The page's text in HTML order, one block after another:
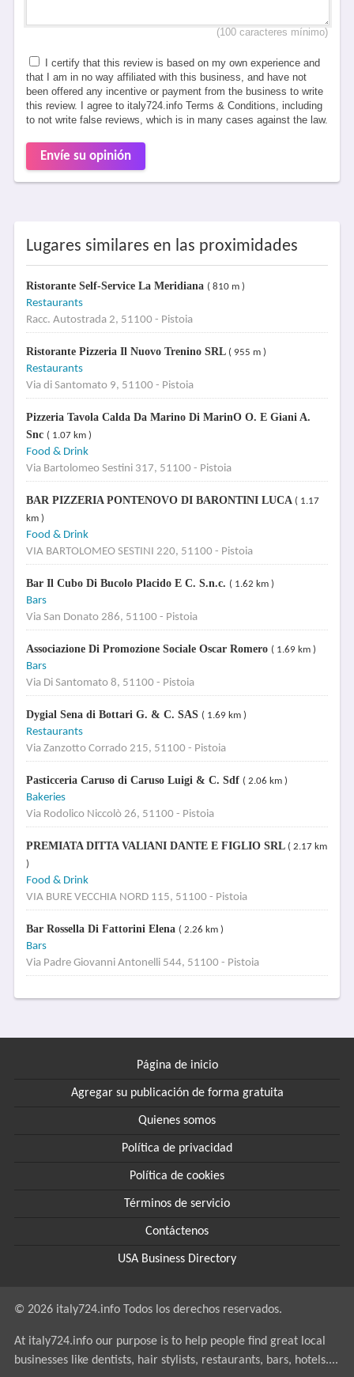
(100 caracteres mínimo)
I certify that this review is based on my own experience and
that I am in no way affiliated with this business, and have not
been offered any incentive or payment from the business to write
this review. I agree to italy724.info Terms & Conditions, including
to not write false reviews, which is in many cases against the law.
Envíe su opinión
Lugares similares en las proximidades
Ristorante Self-Service La Meridiana ( 810 m )
Restaurants
Racc. Autostrada 2, 51100 - Pistoia
Ristorante Pizzeria Il Nuovo Trenino SRL ( 955 m )
Restaurants
Via di Santomato 9, 51100 - Pistoia
Pizzeria Tavola Calda Da Marino Di MarinO O. E Giani A.
Snc ( 1.07 km )
Food & Drink
Via Bartolomeo Sestini 317, 51100 - Pistoia
BAR PIZZERIA PONTENOVO DI BARONTINI LUCA ( 1.17
km )
Food & Drink
VIA BARTOLOMEO SESTINI 220, 51100 - Pistoia
Bar Il Cubo Di Bucolo Placido E C. S.n.c. ( 1.62 km )
Bars
Via San Donato 286, 51100 - Pistoia
Associazione Di Promozione Sociale Oscar Romero ( 1.69 km )
Bars
Via Di Santomato 8, 51100 - Pistoia
Dygial Sena di Bottari G. & C. SAS ( 1.69 km )
Restaurants
Via Zanzotto Corrado 215, 51100 - Pistoia
Pasticceria Caruso di Caruso Luigi & C. Sdf ( 2.06 km )
Bakeries
Via Rodolico Niccolò 26, 51100 - Pistoia
PREMIATA DITTA VALIANI DANTE E FIGLIO SRL ( 2.17 km
)
Food & Drink
VIA BURE VECCHIA NORD 115, 51100 - Pistoia
Bar Rossella Di Fattorini Elena ( 2.26 km )
Bars
Via Padre Giovanni Antonelli 544, 51100 - Pistoia
Página de inicio
Agregar su publicación de forma gratuita
Quienes somos
Política de privacidad
Política de cookies
Términos de servicio
Contáctenos
USA Business Directory
© 2026 italy724.info Todos los derechos reservados.
At italy724.info our purpose is to help people find great local
businesses like dentists, hair stylists, restaurants, bars, hotels....